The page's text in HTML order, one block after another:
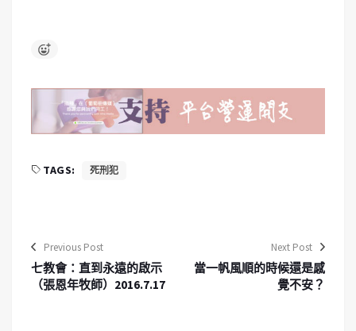
TAGS: 死刑犯
Previous Post
七教會：直到永遠的啟示
（張恩年牧師）2016.7.17
Next Post
當一帆風順的時候還是感
覺不安？